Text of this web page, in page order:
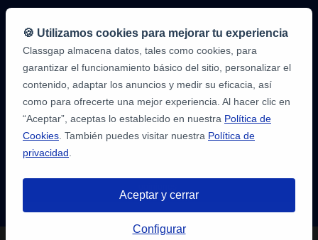
min. para encontrar profesor.
9,6/10
1.339.284
opiniones
verificadas.com
🍪 Utilizamos cookies para mejorar tu experiencia
Classgap almacena datos, tales como cookies, para
garantizar el funcionamiento básico del sitio, personalizar el
contenido, adaptar los anuncios y medir su eficacia, así
como para ofrecerte una mejor experiencia. Al hacer clic en
“Aceptar”, aceptas lo establecido en nuestra Política de
Cookies . También puedes visitar nuestra Política de
privacidad
Aceptar y cerrar
Configurar